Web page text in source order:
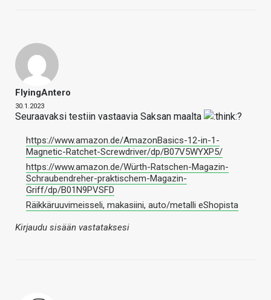
FlyingAntero
30.1.2023
Seuraavaksi testiin vastaavia Saksan maalta ?
https://www.amazon.de/AmazonBasics-12-in-1-
Magnetic-Ratchet-Screwdriver/dp/B07V5WYXP5/
https://www.amazon.de/Würth-Ratschen-Magazin-
Schraubendreher-praktischem-Magazin-
Griff/dp/B01N9PVSFD
Räikkäruuvimeisseli, makasiini, auto/metalli eShopista
Kirjaudu sisään vastataksesi